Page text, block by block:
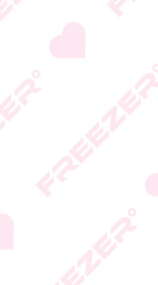
היצרן או גוף הכשרות;
המידע המעודכן מופיע על
* טעות סופר בתיאור המוצר
* ט.ל.ח.